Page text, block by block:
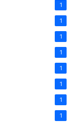
1
1
1
1
1
1
1
1